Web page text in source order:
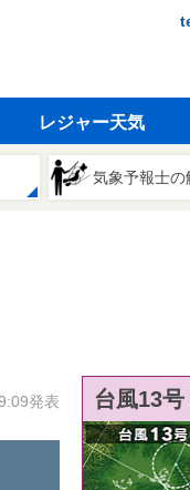
レジャー天気
気象予報士の
発表 台風13号